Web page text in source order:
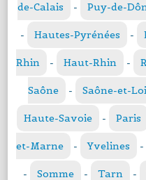
de-Calais - Puy-de-
- Hautes-Pyrénées -
Rhin - Haut-Rhin -
Saône - Saône-et-
Haute-Savoie - Paris
et-Marne - Yvelines -
- Somme - Tarn -